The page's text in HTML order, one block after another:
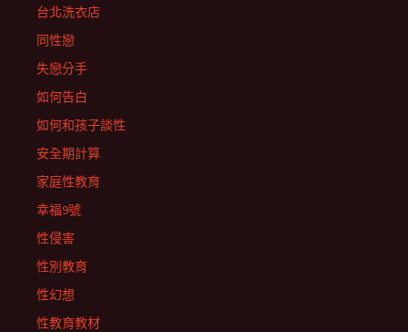
台北洗衣店
同性戀
失戀分手
如何告白
如何和孩子談性
安全期計算
家庭性教育
幸福9號
性侵害
性別教育
性幻想
性教育教材